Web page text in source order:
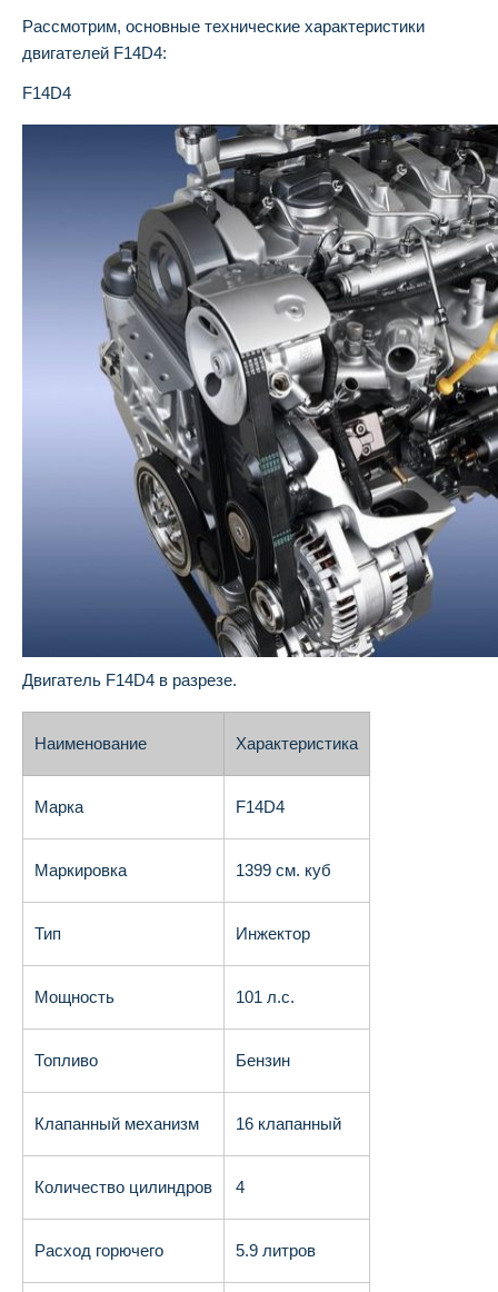
Рассмотрим, основные технические характеристики
двигателей F14D4:
F14D4
Двигатель F14D4 в разрезе.
Наименование Характеристика
Марка F14D4
Маркировка 1399 см. куб
Тип Инжектор
Мощность 101 л.с.
Топливо Бензин
Клапанный механизм 16 клапанный
Количество цилиндров 4
Расход горючего 5.9 литров